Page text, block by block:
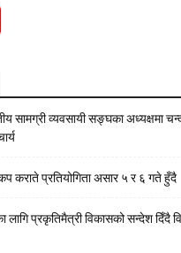
सामग्री व्यवसायी सङ्घका अध्यक्षमा
कराते प्रतियोगिता असार ५ र ६ गते हुँदै
लागि प्रकृतिमैत्री विकासको सन्देश दिँदै